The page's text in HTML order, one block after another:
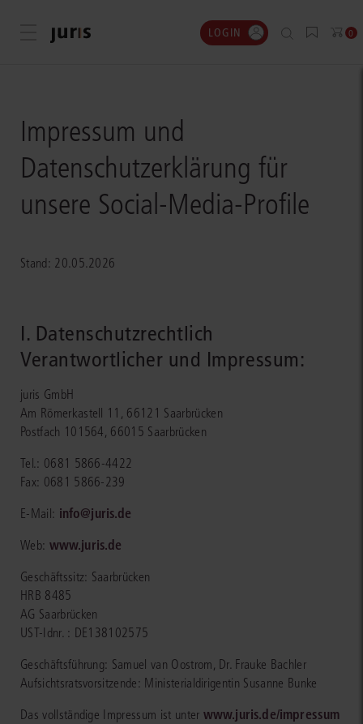
Menü öffnen LOGIN 0
Impressum und
Datenschutzerklärung für
unsere Social-Media-Profile
Stand: 20.05.2026
I. Datenschutzrechtlich
Verantwortlicher und Impressum:
juris GmbH
Am Römerkastell 11, 66121 Saarbrücken
Postfach 101564, 66015 Saarbrücken
Tel.: 0681 5866-4422
Fax: 0681 5866-239
E-Mail: info@juris.de
Web: www.juris.de
Geschäftssitz: Saarbrücken
HRB 8485
AG Saarbrücken
UST-Idnr. : DE138102575
Geschäftsführung: Samuel van Oostrom, Dr. Frauke Bachler
Aufsichtsratsvorsitzende: Ministerialdirigentin Susanne Bunke
Das vollständige Impressum ist unter www.juris.de/impressum